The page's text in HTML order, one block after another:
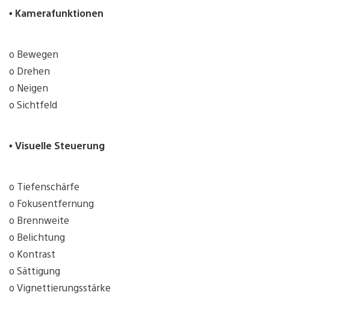
• Kamerafunktionen
o Bewegen
o Drehen
o Neigen
o Sichtfeld
• Visuelle Steuerung
o Tiefenschärfe
o Fokusentfernung
o Brennweite
o Belichtung
o Kontrast
o Sättigung
o Vignettierungsstärke